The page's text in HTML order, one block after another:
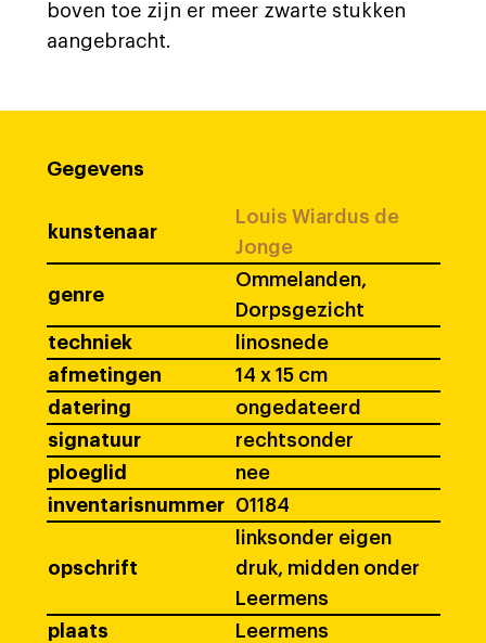
boven toe zijn er meer zwarte stukken
aangebracht.
Gegevens
kunstenaar
Louis Wiardus de
Jonge
genre
Ommelanden,
Dorpsgezicht
techniek
linosnede
afmetingen
14 x 15 cm
datering
ongedateerd
signatuur
rechtsonder
ploeglid
nee
inventarisnummer
01184
opschrift
linksonder eigen
druk, midden onder
Leermens
plaats
Leermens